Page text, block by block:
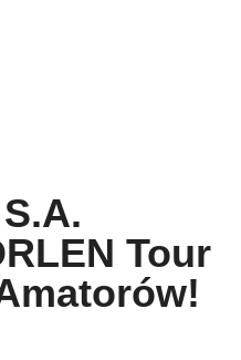
Tour